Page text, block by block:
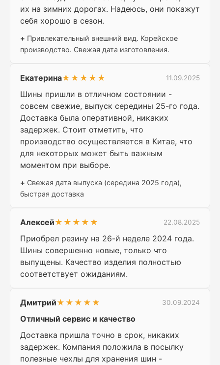
их на зимних дорогах. Надеюсь, они покажут
себя хорошо в сезон.
+ Привлекательный внешний вид. Корейское
производство. Свежая дата изготовления.
Екатерина★★★★★ 11.09.2025
Шины пришли в отличном состоянии -
совсем свежие, выпуск середины 25-го года.
Доставка была оперативной, никаких
задержек. Стоит отметить, что
производство осуществляется в Китае, что
для некоторых может быть важным
моментом при выборе.
+ Свежая дата выпуска (середина 2025 года),
быстрая доставка
Алексей★★★★★ 22.08.2025
Приобрел резину на 26-й неделе 2024 года.
Шины совершенно новые, только что
выпущены. Качество изделия полностью
соответствует ожиданиям.
Дмитрий★★★★★ 30.09.2024
Отличный сервис и качество
Доставка пришла точно в срок, никаких
задержек. Компания положила в посылку
полезные чехлы для хранения шин -